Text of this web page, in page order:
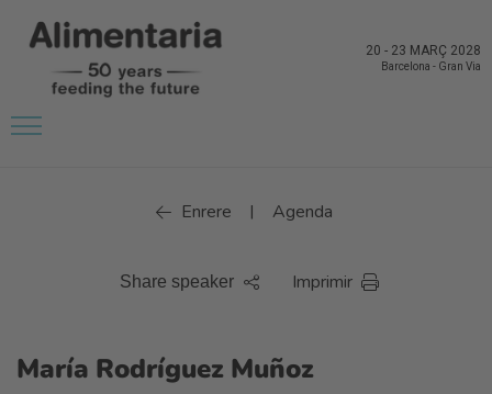
20 - 23 MARÇ 2028
Barcelona - Gran Via
Enrere | Agenda
Share speaker Imprimir
María Rodríguez Muñoz